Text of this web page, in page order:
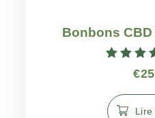
Bonbons
Note
4.91
sur
€
Lire